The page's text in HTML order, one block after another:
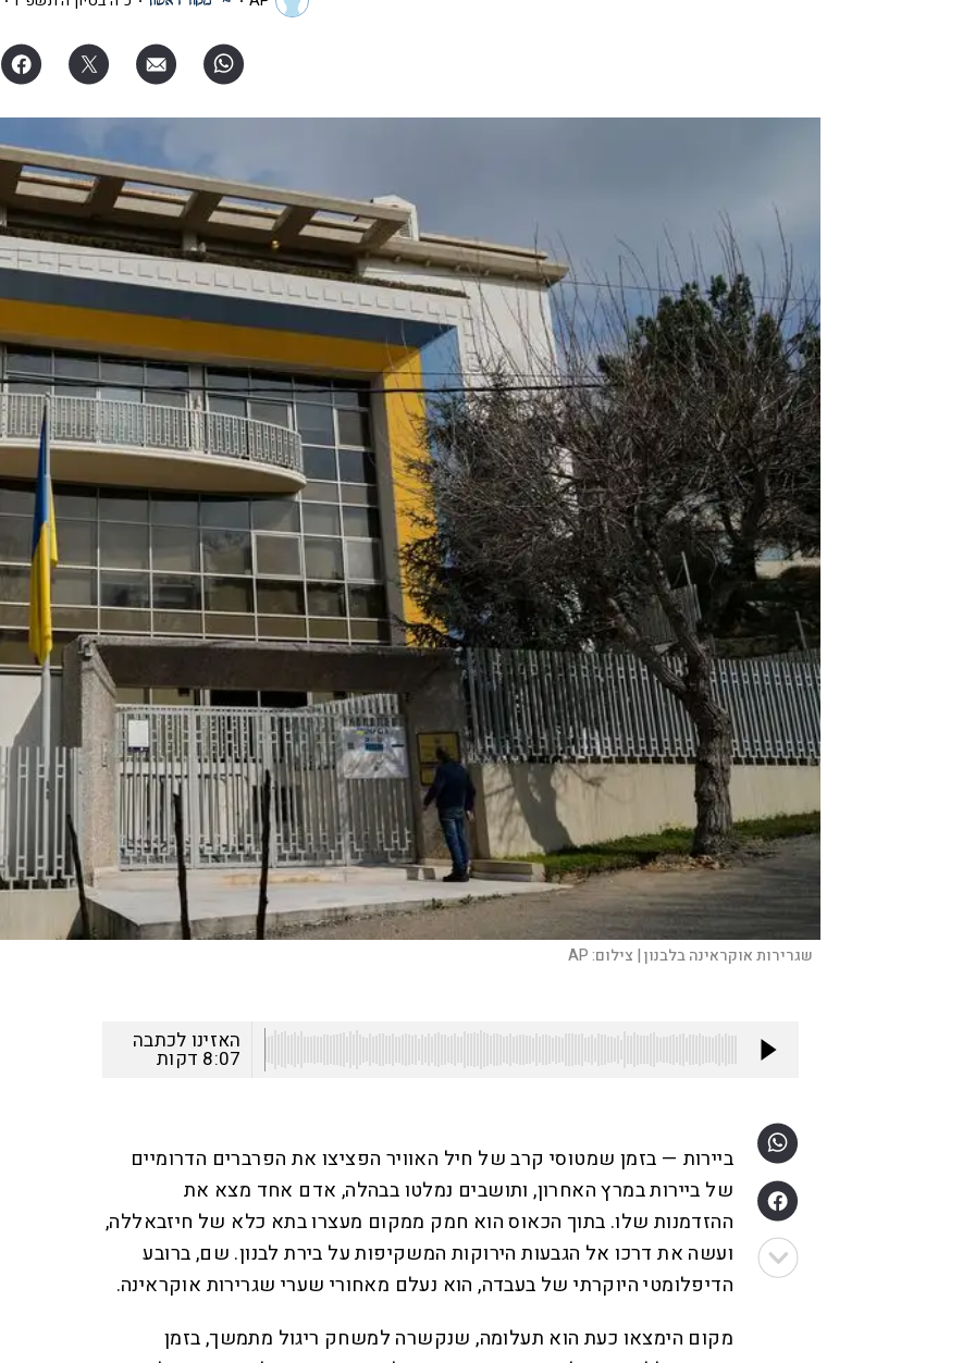
שגרירות אוקראינה בלבנון | צילום:AP
האזינו לכתבה
8:07 דקות
ביירות — בזמן שמטוסי קרב של חיל האוויר הפציצו את הפרברים הדרומיים
של ביירות במרץ האחרון, ותושבים נמלטו בבהלה, אדם אחד מצא את
ההזדמנות שלו. בתוך הכאוס הוא חמק ממקום מעצרו בתא כלא של חיזבאללה,
ועשה את דרכו אל הגבעות הירוקות המשקיפות על בירת לבנון. שם, ברובע
הדיפלומטי היוקרתי של בעבדה, הוא נעלם מאחורי שערי שגרירות אוקראינה.
מקום הימצאו כעת הוא תעלומה, שנקשרה למשחק ריגול מתמשך, בזמן